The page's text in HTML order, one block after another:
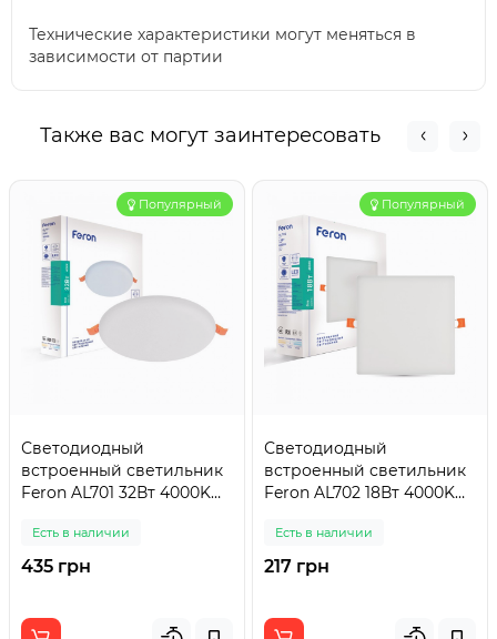
Технические характеристики могут меняться в
зависимости от партии
Также вас могут заинтересовать
Популярный
Светодиодный
встроенный светильник
Feron AL701 32Вт 4000K
Есть в наличии
435 грн
Популярный
Светодиодный
встроенный светильник
Feron AL702 18Вт 4000K
Есть в наличии
217 грн